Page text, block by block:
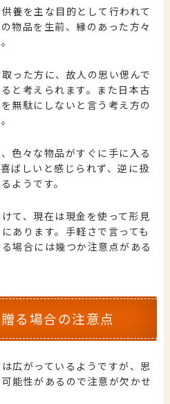
養を主な目的として行われて
物品を生前、縁のあった方々
った方に、故人の思い偲んで
と考えられます。また日本古
無駄にしないと言う考え方の
色々な物品がすぐに手に入る
ばしいと感じられず、逆に扱
ようです。
て、現在は現金を使って形見
あります。手軽さで言っても
場合には幾つか注意点がある
る場合の注意点
広がっているようですが、思
能性があるので注意が欠かせ